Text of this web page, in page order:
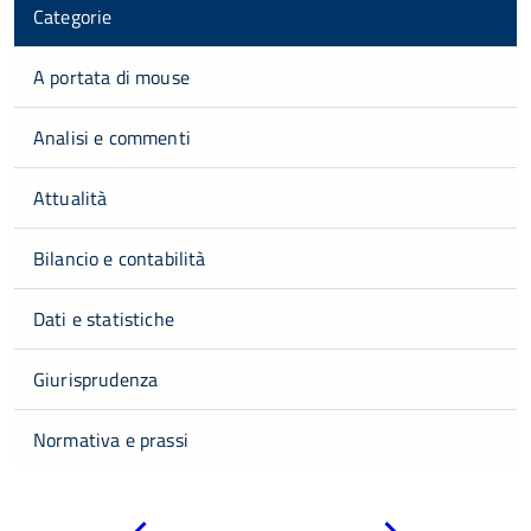
Categorie
A portata di mouse
Analisi e commenti
Attualità
Bilancio e contabilità
Dati e statistiche
Giurisprudenza
Normativa e prassi